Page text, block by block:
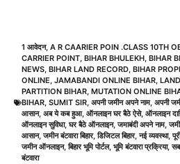
1 आवेदन, A R CAARIER POIN .CLASS 10TH
CARRIER POINT, BIHAR BHULEKH, BIHAR
NEWS, BIHAR LAND RECORD, BIHAR
ONLINE, JAMABANDI ONLINE BIHAR,
PARTITION BIHAR, MUTATION ONLINE
BIHAR, SUMIT SIR, अपनी जमीन अपने नाम, अपनी
आसान, अब ये कब हुआ, ऑनलाइन घर बैठे ऐसे, ऑनलाइन
ऑनलाइन सुविधा,घर बैठे ऑनलाइन,जमाबंदी अपने नाम,
आसान,जमीन बंटवारा बिहार,डिजिटल बिहार,नई व्यवस्था,
जमीन ऑनलाइन,बिहार भूमि पोर्टल, भूमि बंटवारा प्रक्रिया,
बंटवारा